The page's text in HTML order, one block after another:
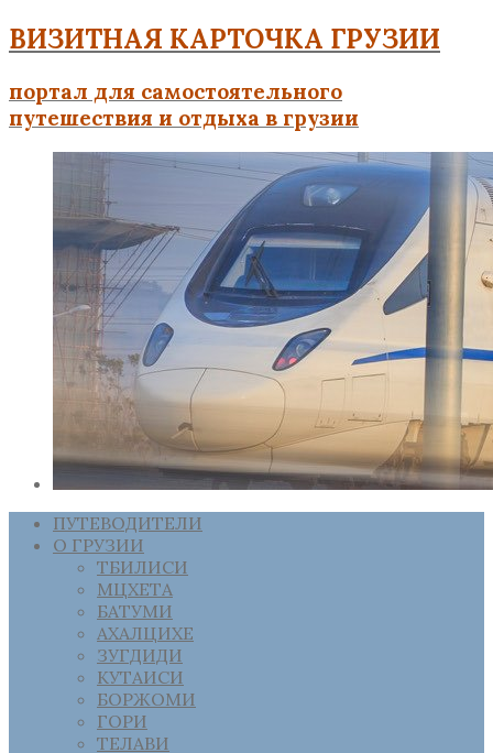
ВИЗИТНАЯ КАРТОЧКА ГРУЗИИ
портал для самостоятельного
путешествия и отдыха в грузии
ПУТЕВОДИТЕЛИ
О ГРУЗИИ
ТБИЛИСИ
МЦХЕТА
БАТУМИ
АХАЛЦИХЕ
ЗУГДИДИ
КУТАИСИ
БОРЖОМИ
ГОРИ
ТЕЛАВИ